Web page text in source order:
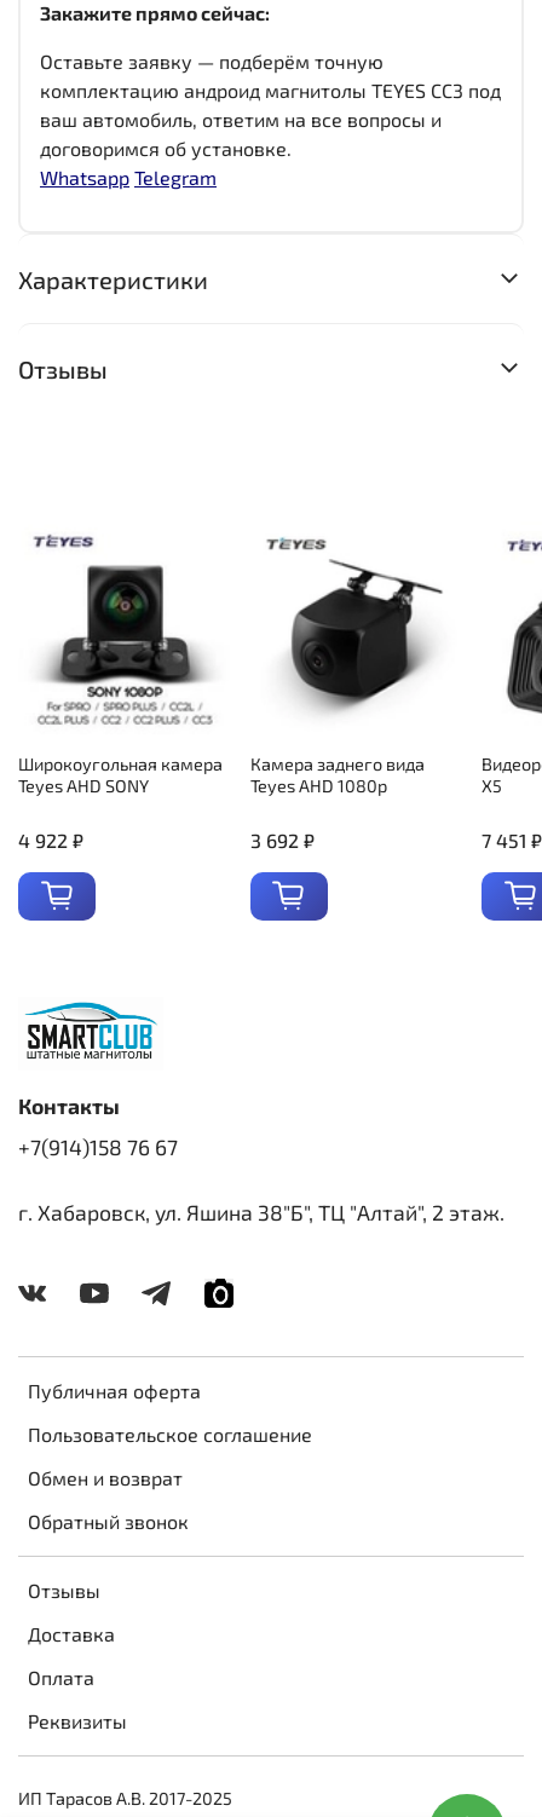
Закажите прямо сейчас:
Оставьте заявку — подберём точную
комплектацию андроид магнитолы TEYES CC3 под
ваш автомобиль, ответим на все вопросы и
договоримся об установке.
Whatsapp Telegram
Характеристики
Отзывы
Широкоугольная камера
Teyes AHD SONY
4 922 ₽
Камера заднего вида
Teyes AHD 1080p
3 692 ₽
X5
7 451 ₽
Публичная оферта
Пользовательское соглашение
Обмен и возврат
Обратный звонок
Отзывы
Доставка
Оплата
Реквизиты
Контакты
+7(914)158 76 67
г. Хабаровск, ул. Яшина 38"Б", ТЦ "Алтай", 2 этаж.
ИП Тарасов А.В. 2017-2025